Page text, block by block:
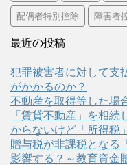
配偶者特別控除 障害者
最近の投稿
犯罪被害者に対して支
がかかるのか？
不動産を取得等した場
「賃貸不動産」を相
からないけど「所得税
贈与税が非課税となる
影響する？～教育資金